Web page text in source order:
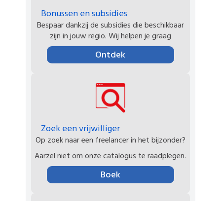
Bonussen en subsidies
Bespaar dankzij de subsidies die beschikbaar
zijn in jouw regio. Wij helpen je graag
Ontdek
Zoek een vrijwilliger
Op zoek naar een freelancer in het bijzonder?
Aarzel niet om onze catalogus te raadplegen.
Boek